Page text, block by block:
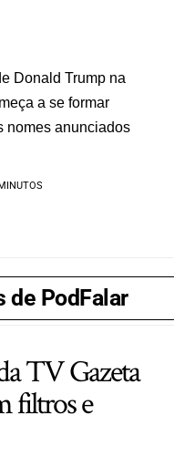
Donald Trump na
a se formar
nomes anunciados
de PodFalar
TV Gazeta
filtros e